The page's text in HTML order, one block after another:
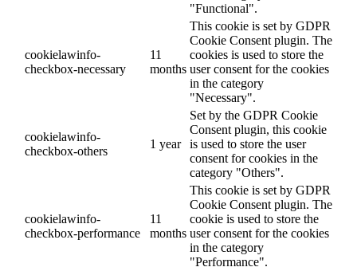
"Functional".
cookielawinfo-
checkbox-necessary
11
months
This cookie is set by GDPR
Cookie Consent plugin. The
cookies is used to store the
user consent for the cookies
in the category
"Necessary".
cookielawinfo-
checkbox-others
1 year
Set by the GDPR Cookie
Consent plugin, this cookie
is used to store the user
consent for cookies in the
category "Others".
cookielawinfo-
checkbox-performance
11
months
This cookie is set by GDPR
Cookie Consent plugin. The
cookie is used to store the
user consent for the cookies
in the category
"Performance".